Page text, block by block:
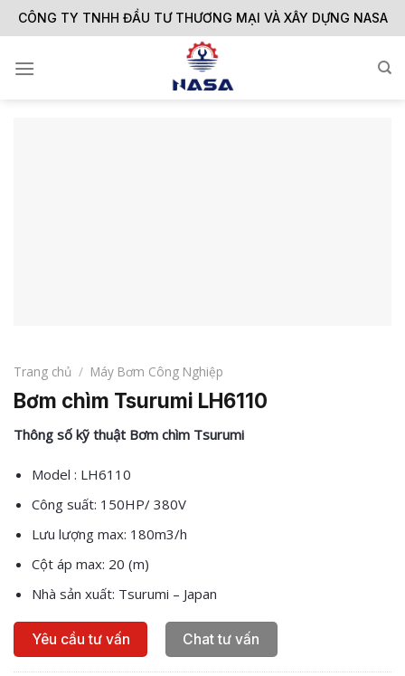
Skip
to
CÔNG TY TNHH ĐẦU TƯ THƯƠNG MẠI VÀ XÂY DỰNG NASA
Trang chủ / Máy Bơm Công Nghiệp
Bơm chìm Tsurumi LH6110
Thông số kỹ thuật Bơm chìm Tsurumi
Model : LH6110
Công suất: 150HP/ 380V
Lưu lượng max: 180m3/h
Cột áp max: 20 (m)
Nhà sản xuất: Tsurumi – Japan
Yêu cầu tư vấn Chat tư vấn